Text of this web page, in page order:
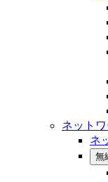
ネット
ネ
無